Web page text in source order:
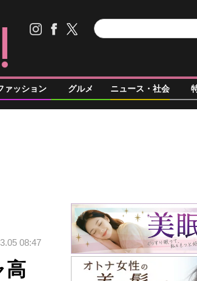
ァッション グルメ ニュース・社会
08:47
高